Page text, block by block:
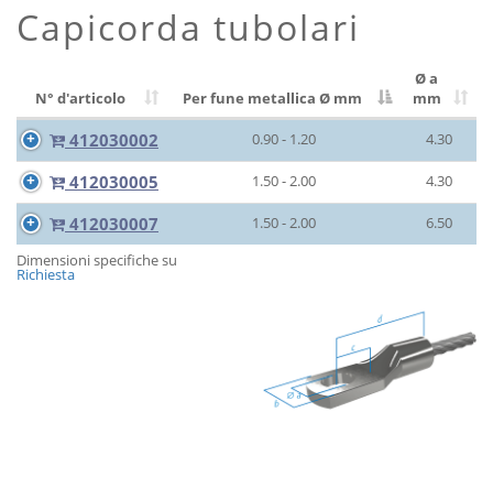
Capicorda tubolari
N° d'articolo Per fune metallica Ø mm
Ø a
mm
412030002 0.90 - 1.20 4.30
412030005 1.50 - 2.00 4.30
412030007 1.50 - 2.00
6.50
Dimensioni specifiche su
Richiesta